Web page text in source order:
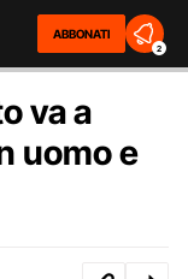
ABBONATI
2
va a
uomo e